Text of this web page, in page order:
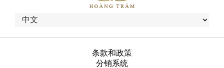
条款和政策
分销系统